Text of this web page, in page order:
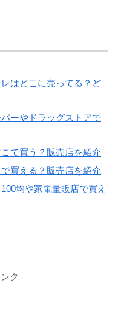
はどこに売ってる？ど
ーやドラッグストアで
で買う？販売店を紹介
買える？販売店を紹介
均や家電量販店で買え
ク